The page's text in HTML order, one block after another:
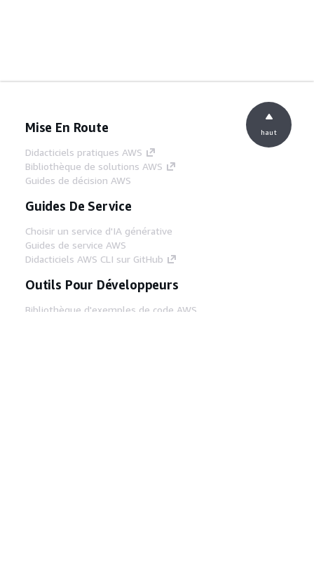
Mise En Route
Didacticiels pratiques AWS
Bibliothèque de solutions AWS
Guides de décision AWS
Guides De Service
Choisir un service d'IA générative
Guides de service AWS
Didacticiels AWS CLI sur GitHub
Outils Pour Développeurs
Bibliothèque d'exemples de code AWS
haut